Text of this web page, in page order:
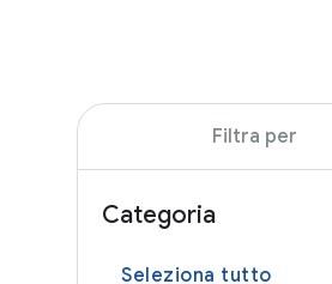
Filtra per
Categoria
Seleziona tutto